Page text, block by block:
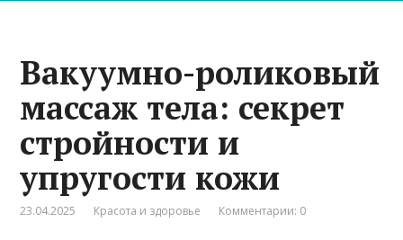
Вакуумно-роликовый
массаж тела: секрет
стройности и
упругости кожи
23.04.2025 Красота и здоровье Комментарии: 0